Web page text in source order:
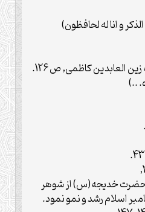
4- مصباح الشريعه, ترجمه زين العابدين كاظمى, ص 126.
..)
حضرت خديجه(س) از شوهر
اسلام رشد و نمو نمود.